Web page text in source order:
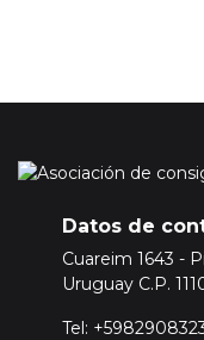
Datos de
Cuareim 1643 -
Uruguay C.P.
Tel: